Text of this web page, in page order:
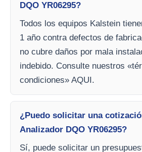
DQO YR06295?
Todos los equipos Kalstein
1 año contra defectos de
no cubre daños por mala
indebido. Consulte nuestros
condiciones» AQUI.
¿Puedo solicitar una
Analizador DQO YR06295?
Sí, puede solicitar un